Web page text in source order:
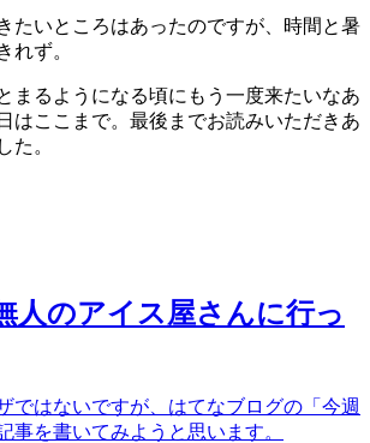
たいところはあったのですが、時間と暑
れず。
まるようになる頃にもう一度来たいなあ
はここまで。最後までお読みいただきあ
た。
人のアイス屋さんに行っ
ではないですが、はてなブログの「今週
事を書いてみようと思います。